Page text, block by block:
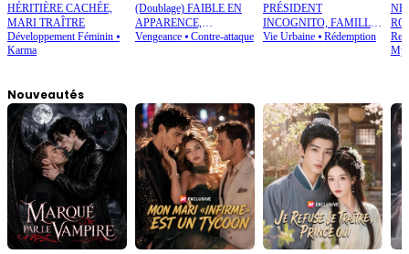
HÉRITIÈRE CACHÉE,
MARI TRAÎTRE
Développement Féminin ⦁
Karma
(Doublage) FAIBLE EN
APPARENCE,
PUISSANCE ABSOLUE
Vengeance⦁ Contre-attaque
PRÉSIDENT
INCOGNITO, FAMILLE
À GENOUX
Vie Urbaine⦁ Rédemption
NE
Nouveautés